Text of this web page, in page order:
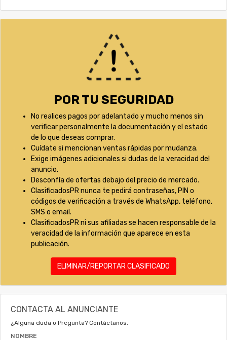
POR TU SEGURIDAD
No realices pagos por adelantado y mucho menos sin
verificar personalmente la documentación y el estado
de lo que deseas comprar.
Cuídate si mencionan ventas rápidas por mudanza.
Exige imágenes adicionales si dudas de la veracidad del
anuncio.
Desconfía de ofertas debajo del precio de mercado.
ClasificadosPR nunca te pedirá contraseñas, PIN o
códigos de verificación a través de WhatsApp, teléfono,
SMS o email.
ClasificadosPR ni sus afiliadas se hacen responsable de la
veracidad de la información que aparece en esta
publicación.
ELIMINAR/REPORTAR CLASIFICADO
CONTACTA AL ANUNCIANTE
¿Alguna duda o Pregunta? Contáctanos.
NOMBRE